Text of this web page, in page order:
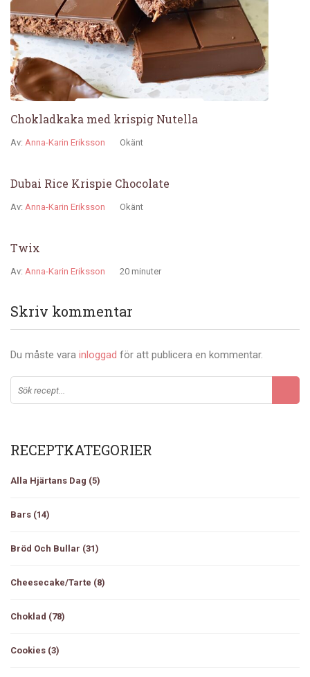
Chokladkaka med krispig Nutella
Av: Anna-Karin Eriksson Okänt
Dubai Rice Krispie Chocolate
Av: Anna-Karin Eriksson Okänt
Twix
Av: Anna-Karin Eriksson 20 minuter
Skriv kommentar
Du måste vara inloggad för att publicera en kommentar.
RECEPTKATEGORIER
Alla Hjärtans Dag (5)
Bars (14)
Bröd Och Bullar (31)
Cheesecake/tarte (8)
Choklad (78)
Cookies (3)